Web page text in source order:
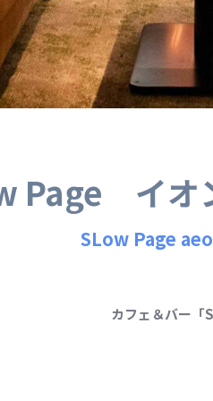
Page イオ
SLow Page
カフェ＆バー「